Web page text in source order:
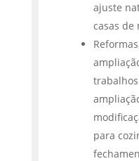
ajuste
casas de
para